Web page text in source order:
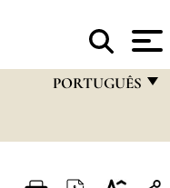
PORTUGUÊS